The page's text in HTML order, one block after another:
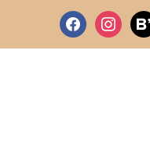
facebookinstagram